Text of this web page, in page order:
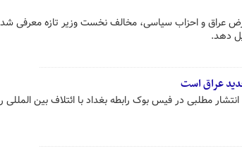
عراق و احزاب سیاسی، مخالف نخست وزیر تازه معرفی
دهد.
عراق است
مطلبی در فیس بوک رابطه بغداد با ائتلاف بین المللی